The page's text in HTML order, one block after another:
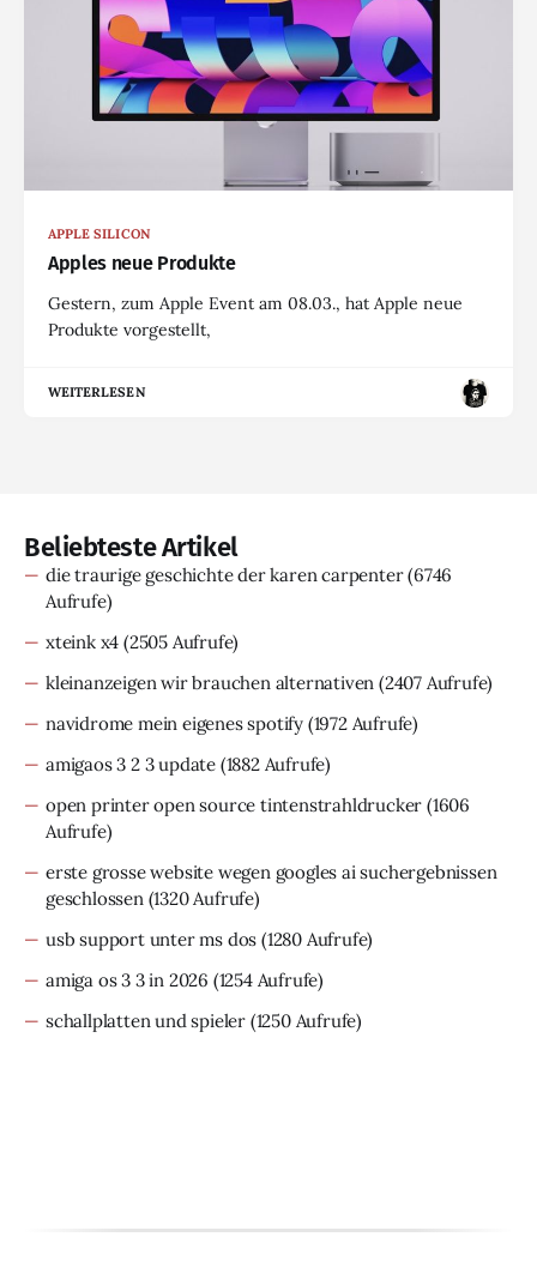
APPLE SILICON
Apples neue Produkte
Gestern, zum Apple Event am 08.03., hat Apple neue
Produkte vorgestellt,
WEITERLESEN
Beliebteste Artikel
die traurige geschichte der karen carpenter(6746
Aufrufe)
xteink x4 (2505 Aufrufe)
kleinanzeigen wir brauchen alternativen (2407 Aufrufe)
navidrome mein eigenes spotify (1972 Aufrufe)
amigaos 3 2 3 update (1882 Aufrufe)
open printer open source tintenstrahldrucker (1606
Aufrufe)
erste grosse website wegen googles ai suchergebnissen
geschlossen(1320 Aufrufe)
usb support unter ms dos (1280 Aufrufe)
amiga os 3 3 in 2026 (1254 Aufrufe)
schallplatten und spieler (1250 Aufrufe)